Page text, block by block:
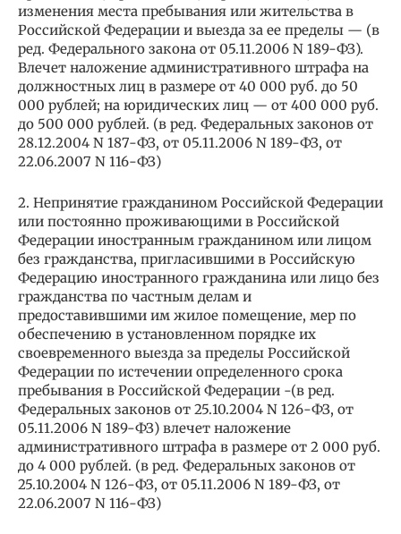
изменения места пребывания или жительства в
Российской Федерации и выезда за ее пределы — (в
ред. Федерального закона от 05.11.2006 N 189-ФЗ).
Влечет наложение административного штрафа на
должностных лиц в размере от 40 000 руб. до 50
000 рублей; на юридических лиц — от 400 000 руб.
до 500 000 рублей. (в ред. Федеральных законов от
28.12.2004 N 187-ФЗ, от 05.11.2006 N 189-ФЗ, от
22.06.2007 N 116-ФЗ)
2. Непринятие гражданином Российской Федерации
или постоянно проживающими в Российской
Федерации иностранным гражданином или лицом
без гражданства, пригласившими в Российскую
Федерацию иностранного гражданина или лицо без
гражданства по частным делам и
предоставившими им жилое помещение, мер по
обеспечению в установленном порядке их
своевременного выезда за пределы Российской
Федерации по истечении определенного срока
пребывания в Российской Федерации -(в ред.
Федеральных законов от 25.10.2004 N 126-ФЗ, от
05.11.2006 N 189-ФЗ) влечет наложение
административного штрафа в размере от 2 000 руб.
до 4 000 рублей. (в ред. Федеральных законов от
25.10.2004 N 126-ФЗ, от 05.11.2006 N 189-ФЗ, от
22.06.2007 N 116-ФЗ)